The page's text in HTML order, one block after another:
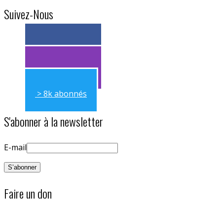
Suivez-Nous
> 11k abonnés
> 11k abonnés
> 8k abonnés
S'abonner à la newsletter
E-mail
Faire un don